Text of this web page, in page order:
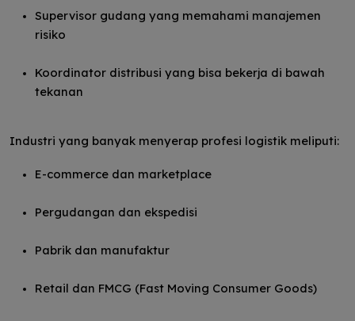
Supervisor gudang yang memahami manajemen
risiko
Koordinator distribusi yang bisa bekerja di bawah
tekanan
Industri yang banyak menyerap profesi logistik meliputi:
E-commerce dan marketplace
Pergudangan dan ekspedisi
Pabrik dan manufaktur
Retail dan FMCG (Fast Moving Consumer Goods)